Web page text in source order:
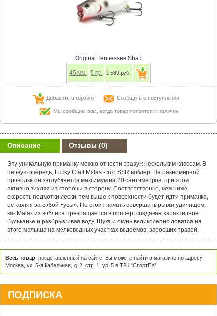
Original Tennessee Shad
45 мм. 5 гр. 1 589 руб.
Добавить в корзину Сообщить о поступлении
Мы сообщим вам, когда товар появится в наличии
Описание Отзывы (0)
Эту уникальную приманку можно отнести сразу к нескольким классам. В
первую очередь, Lucky Craft Malas - это SSR воблер. На равномерной
проводке он заглубляется максимум на 20 сантиметров, при этом
активно вихляя из стороны в сторону. Соответственно, чем ниже
скорость подмотки лески, тем выше к поверхности будет идти приманка,
оставляя за собой «усы». Но стоит начать совершать рывки удилищем,
как Malas из воблера превращается в поппер, создавая характерное
бульканье и разбрызгивая воду. Щука и окунь великолепно ловятся на
этого малыша на мелководных участках водоемов, заросших травой.
Весь товар , представленный на сайте, Вы можете найти в магазине по адресу:
Москва, ул. 5-я Кабельная, д. 2, стр. 1, ур. 5 в ТРК "СпортЕХ"
ПОДПИСКА